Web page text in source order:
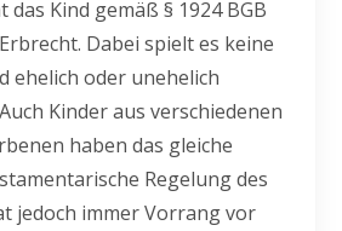
Kind gemäß § 1924 BGB
Dabei spielt es keine
ehelich oder unehelich
Kinder aus verschiedenen
haben das gleiche
Regelung des
jedoch immer Vorrang vor